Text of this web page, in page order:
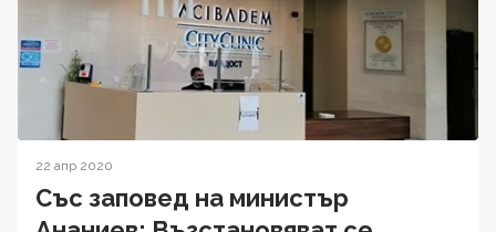
22 апр 2020
Със заповед на министър